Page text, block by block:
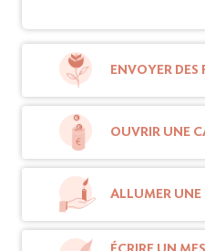
ENVOYER DES
OUVRIR UNE
ALLUMER UNE